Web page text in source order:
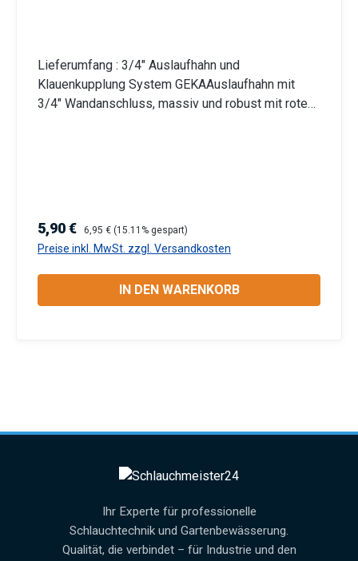
Lieferumfang : 3/4" Auslaufhahn und
Klauenkupplung System GEKAAuslaufhahn mit
3/4" Wandanschluss, massiv und robust mit rotem
Verkaufspreis:
5,90 € Regulärer Preis:
6,95 € (15.11% gespart)
Preise inkl. MwSt. zzgl. Versandkosten
IN DEN WARENKORB
Ihr Experte für professionelle
Schlauchtechnik und Gartenbewässerung.
Qualität, die verbindet – für Industrie und den